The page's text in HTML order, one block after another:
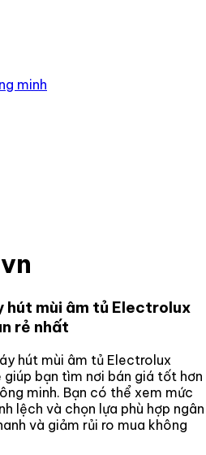
minh
hút mùi âm tủ Electrolux
rẻ nhất
hút mùi âm tủ Electrolux
giúp bạn tìm nơi bán giá tốt hơn
minh. Bạn có thể xem mức
lệch và chọn lựa phù hợp ngân
và giảm rủi ro mua không